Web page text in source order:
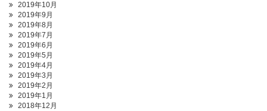
2019年10月
2019年9月
2019年8月
2019年7月
2019年6月
2019年5月
2019年4月
2019年3月
2019年2月
2019年1月
2018年12月